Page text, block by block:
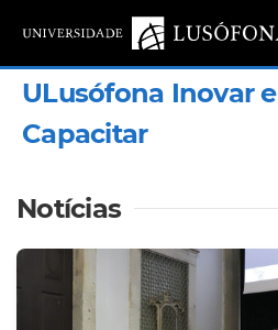
ULusófona Inovar e
Capacitar
Notícias